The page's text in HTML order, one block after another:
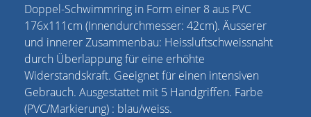
Doppel-Schwimmring in Form einer 8 aus PVC
176x111cm (Innendurchmesser: 42cm). Äusserer
und innerer Zusammenbau: Heissluftschweissnaht
durch Überlappung für eine erhöhte
Widerstandskraft. Geeignet für einen intensiven
Gebrauch. Ausgestattet mit 5 Handgriffen. Farbe
(PVC/Markierung) : blau/weiss.